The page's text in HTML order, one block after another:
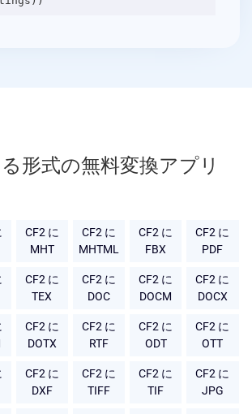
形式の無料変換アプリ
CF2 に
MHT
CF2 に
MHTML
CF2 に
FBX
CF2 に
PDF
CF2 に
TEX
CF2 に
DOC
CF2 に
DOCM
CF2 に
DOCX
CF2 に
DOTX
CF2 に
RTF
CF2 に
ODT
CF2 に
OTT
CF2 に
DXF
CF2 に
TIFF
CF2 に
TIF
CF2 に
JPG